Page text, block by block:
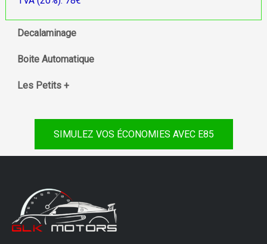
Decalaminage
Boite Automatique
Les Petits +
SIMULEZ VOS ÉCONOMIES AVEC E85